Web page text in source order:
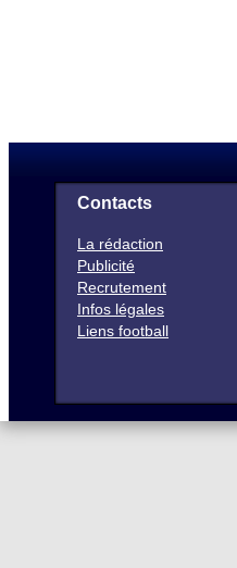
Contacts
La rédaction
Publicité
Recrutement
Infos légales
Liens football